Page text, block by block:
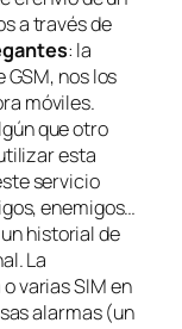
a través de
: la
nos los
móviles.
que otro
esta
servicio
enemigos…
historial de
La
varias SIM en
alarmas (un